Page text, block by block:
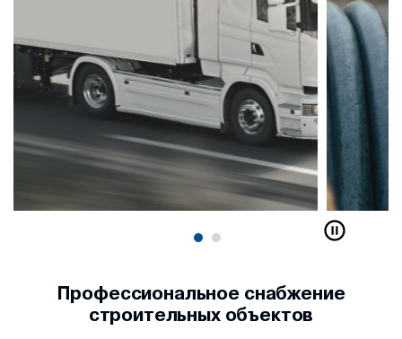
Профессиональное снабжение
строительных объектов